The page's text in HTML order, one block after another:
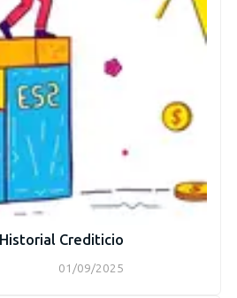
Crediticio
01/09/2025